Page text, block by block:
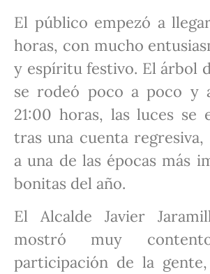
El público empezó a
horas, con mucho
y espíritu festivo. El árbol
se rodeó poco a poco y
21:00 horas, las luces se
tras una cuenta
a una de las épocas más
bonitas del año.
El Alcalde Javier
mostró muy
participación de la